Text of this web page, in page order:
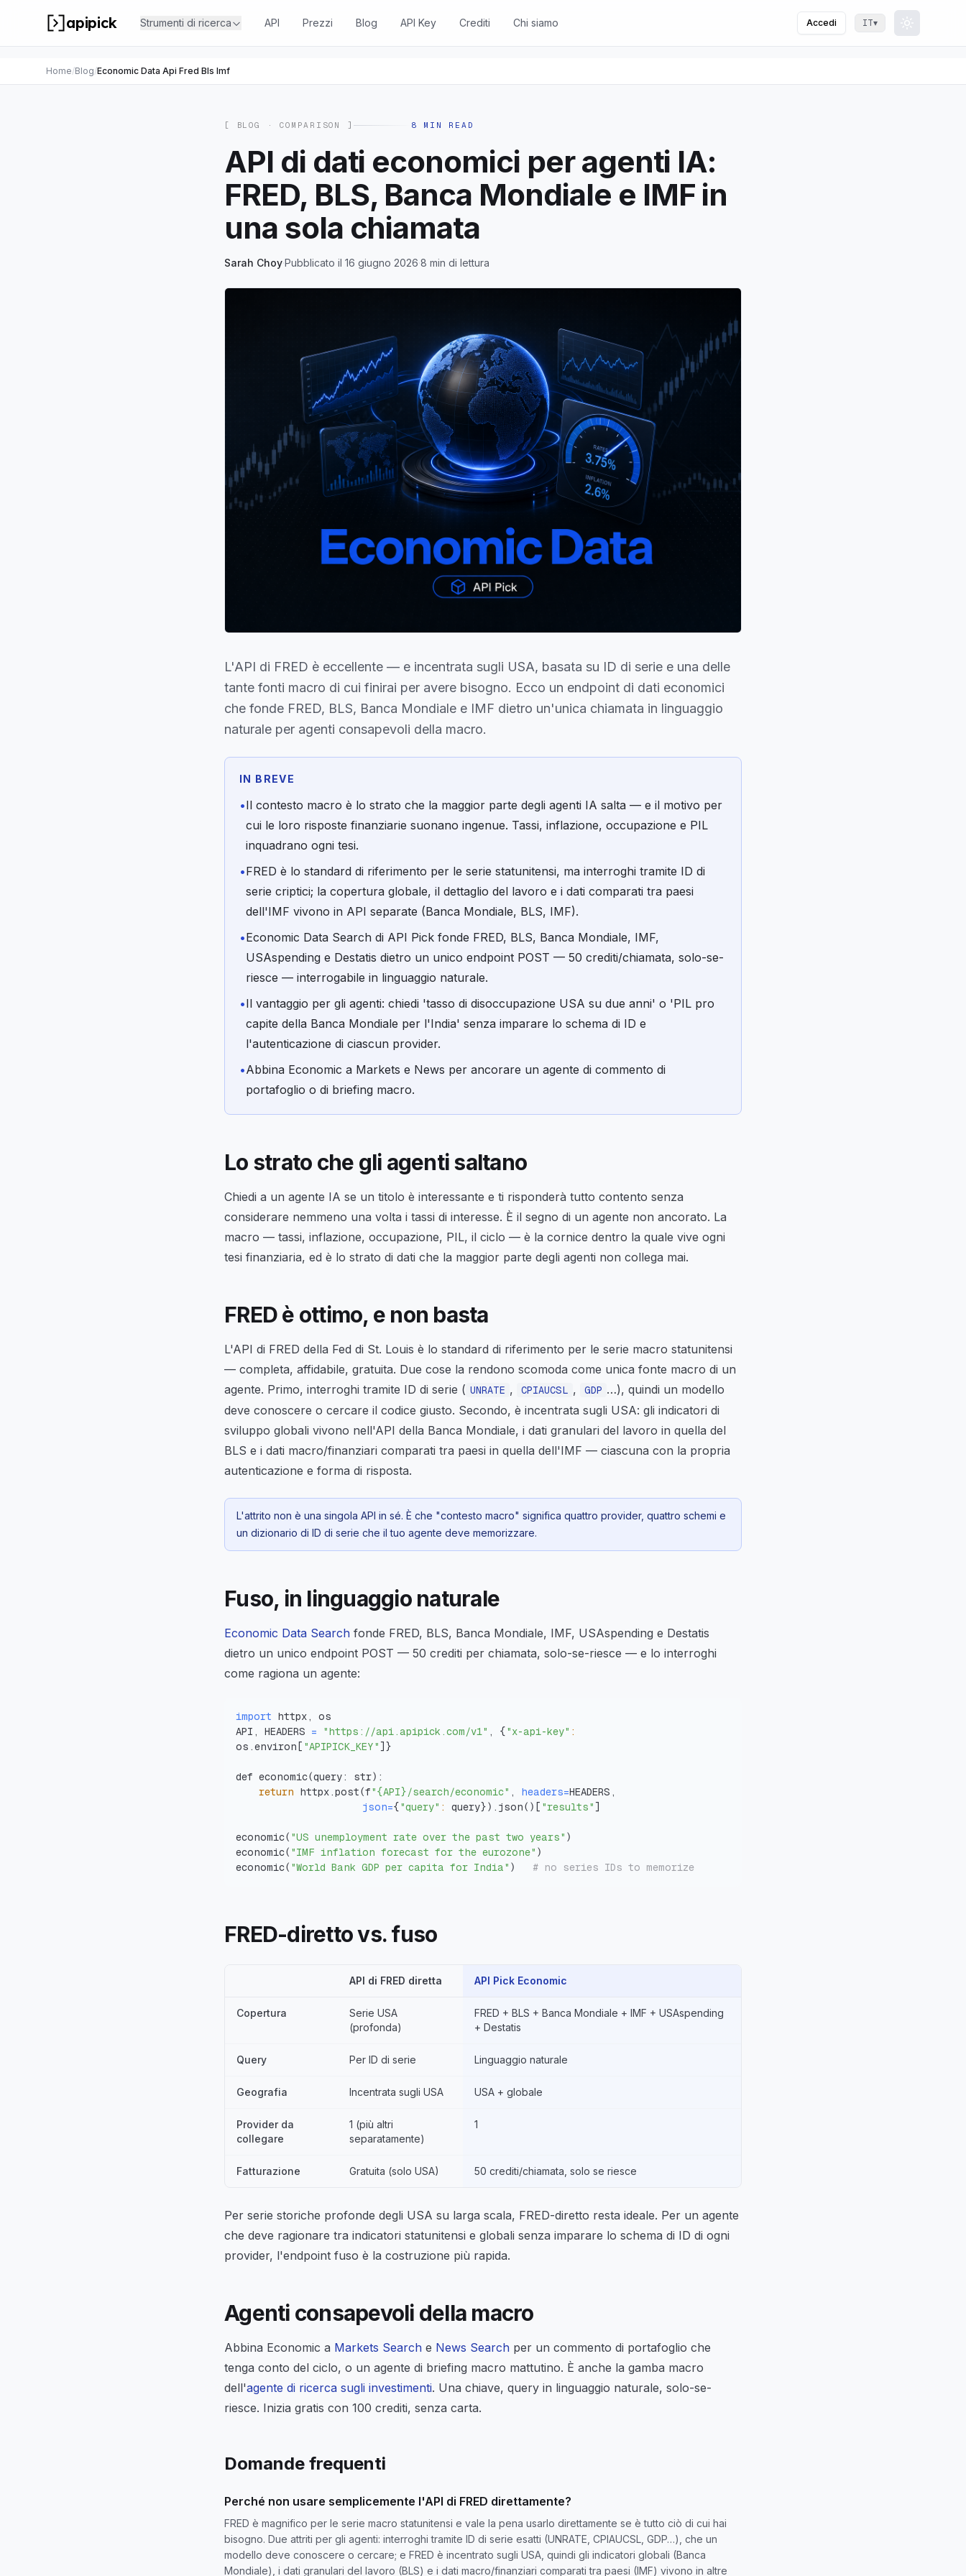
apipick Strumenti di ricerca API Prezzi Blog API Key Crediti Chi siamo Accedi IT▾
Toggle
Home/Blog/Economic Data Api Fred Bls Imf
[ BLOG ·COMPARISON ] 8 MIN READ
API di dati economici per agenti IA:
FRED, BLS, Banca Mondiale e IMF in
una sola chiamata
Sarah Choy·Pubblicato il 16 giugno 2026·8 min di lettura
L'API di FRED è eccellente — e incentrata sugli USA, basata su ID di serie e una delle
tante fonti macro di cui finirai per avere bisogno. Ecco un endpoint di dati economici
che fonde FRED, BLS, Banca Mondiale e IMF dietro un'unica chiamata in linguaggio
naturale per agenti consapevoli della macro.
IN BREVE
•Il contesto macro è lo strato che la maggior parte degli agenti IA salta — e il motivo per
cui le loro risposte finanziarie suonano ingenue. Tassi, inflazione, occupazione e PIL
inquadrano ogni tesi.
•FRED è lo standard di riferimento per le serie statunitensi, ma interroghi tramite ID di
serie criptici; la copertura globale, il dettaglio del lavoro e i dati comparati tra paesi
dell'IMF vivono in API separate (Banca Mondiale, BLS, IMF).
•Economic Data Search di API Pick fonde FRED, BLS, Banca Mondiale, IMF,
USAspending e Destatis dietro un unico endpoint POST — 50 crediti/chiamata, solo-se-
riesce — interrogabile in linguaggio naturale.
•Il vantaggio per gli agenti: chiedi 'tasso di disoccupazione USA su due anni' o 'PIL pro
capite della Banca Mondiale per l'India' senza imparare lo schema di ID e
l'autenticazione di ciascun provider.
•Abbina Economic a Markets e News per ancorare un agente di commento di
portafoglio o di briefing macro.
Lo strato che gli agenti saltano
Chiedi a un agente IA se un titolo è interessante e ti risponderà tutto contento senza
considerare nemmeno una volta i tassi di interesse. È il segno di un agente non ancorato. La
macro — tassi, inflazione, occupazione, PIL, il ciclo — è la cornice dentro la quale vive ogni
tesi finanziaria, ed è lo strato di dati che la maggior parte degli agenti non collega mai.
FRED è ottimo, e non basta
L'API di FRED della Fed di St. Louis è lo standard di riferimento per le serie macro statunitensi
— completa, affidabile, gratuita. Due cose la rendono scomoda come unica fonte macro di un
agente. Primo, interroghi tramite ID di serie ( UNRATE , CPIAUCSL , GDP …), quindi un modello
deve conoscere o cercare il codice giusto. Secondo, è incentrata sugli USA: gli indicatori di
sviluppo globali vivono nell'API della Banca Mondiale, i dati granulari del lavoro in quella del
BLS e i dati macro/finanziari comparati tra paesi in quella dell'IMF — ciascuna con la propria
autenticazione e forma di risposta.
L'attrito non è una singola API in sé. È che "contesto macro" significa quattro provider, quattro schemi e
un dizionario di ID di serie che il tuo agente deve memorizzare.
Fuso, in linguaggio naturale
Economic Data Search fonde FRED, BLS, Banca Mondiale, IMF, USAspending e Destatis
dietro un unico endpoint POST — 50 crediti per chiamata, solo-se-riesce — e lo interroghi
come ragiona un agente:
import
API, HEADERS = "https://api.apipick.com/v1" , { "x-api-key" :
os.environ [ "APIPICK_KEY" ] }
def economic(query: str)
return httpx.post(f"{API}/search/economic" , headers=
json={ "query" : query}) .json( ) [ "results" ]
economic( "US unemployment rate over the past two years" )
economic( "IMF inflation forecast for the eurozone" )
economic( "World Bank GDP per capita for India" ) # no series IDs to memorize
FRED-diretto vs. fuso
API di FRED diretta API Pick Economic
Copertura
Serie USA
(profonda)
FRED + BLS + Banca Mondiale + IMF + USAspending
+ Destatis
Query Per ID di serie Linguaggio naturale
Geografia Incentrata sugli USA USA + globale
Provider da
collegare
1 (più altri
separatamente)
1
Fatturazione Gratuita (solo USA) 50 crediti/chiamata, solo se riesce
Per serie storiche profonde degli USA su larga scala, FRED-diretto resta ideale. Per un agente
che deve ragionare tra indicatori statunitensi e globali senza imparare lo schema di ID di ogni
provider, l'endpoint fuso è la costruzione più rapida.
Agenti consapevoli della macro
Abbina Economic a Markets Search e News Search per un commento di portafoglio che
tenga conto del ciclo, o un agente di briefing macro mattutino. È anche la gamba macro
dell'agente di ricerca sugli investimenti. Una chiave, query in linguaggio naturale, solo-se-
riesce. Inizia gratis con 100 crediti, senza carta.
Domande frequenti
Perché non usare semplicemente l'API di FRED direttamente?
FRED è magnifico per le serie macro statunitensi e vale la pena usarlo direttamente se è tutto ciò di cui hai
bisogno. Due attriti per gli agenti: interroghi tramite ID di serie esatti (UNRATE, CPIAUCSL, GDP…), che un
modello deve conoscere o cercare; e FRED è incentrato sugli USA, quindi gli indicatori globali (Banca
Mondiale), i dati granulari del lavoro (BLS) e i dati macro/finanziari comparati tra paesi (IMF) vivono in altre